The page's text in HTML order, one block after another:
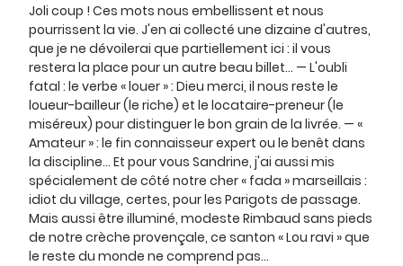
Joli coup ! Ces mots nous embellissent et nous
pourrissent la vie. J'en ai collecté une dizaine d'autres,
que je ne dévoilerai que partiellement ici : il vous
restera la place pour un autre beau billet... — L'oubli
fatal : le verbe « louer » : Dieu merci, il nous reste le
loueur-bailleur (le riche) et le locataire-preneur (le
miséreux) pour distinguer le bon grain de la livrée. — «
Amateur » : le fin connaisseur expert ou le benêt dans
la discipline... Et pour vous Sandrine, j'ai aussi mis
spécialement de côté notre cher « fada » marseillais :
idiot du village, certes, pour les Parigots de passage.
Mais aussi être illuminé, modeste Rimbaud sans pieds
de notre crèche provençale, ce santon « Lou ravi » que
le reste du monde ne comprend pas...